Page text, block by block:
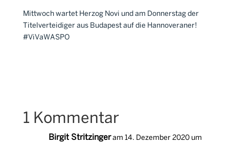
Mittwoch wartet Herzog Novi und am Donnerstag der
Titelverteidiger aus Budapest auf die Hannoveraner!
#ViVaWASPO
1 Kommentar
Birgit Stritzinger am 14. Dezember 2020 um